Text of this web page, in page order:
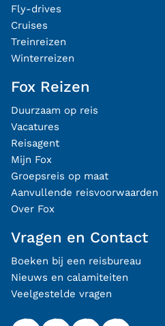
Fly-drives
Cruises
Treinreizen
Winterreizen
Fox Reizen
Duurzaam op reis
Vacatures
Reisagent
Mijn Fox
Groepsreis op maat
Aanvullende reisvoorwaarden
Over Fox
Vragen en Contact
Boeken bij een reisbureau
Nieuws en calamiteiten
Veelgestelde vragen